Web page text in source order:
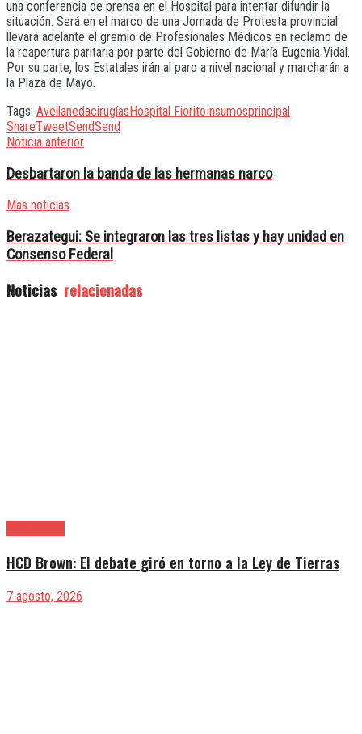
una conferencia de prensa en el Hospital para intentar difundir la
situación. Será en el marco de una Jornada de Protesta provincial
llevará adelante el gremio de Profesionales Médicos en reclamo de
la reapertura paritaria por parte del Gobierno de María Eugenia Vidal.
Por su parte, los Estatales irán al paro a nivel nacional y marcharán a
la Plaza de Mayo.
Tags: AvellanedacirugíasHospital FioritoInsumosprincipal
ShareTweetSendSend
Noticia anterior
Desbartaron la banda de las hermanas narco
Mas noticias
Berazategui: Se integraron las tres listas y hay unidad en
Consenso Federal
Noticias relacionadas
HCD Brown: El debate giró en torno a la Ley de Tierras
7 agosto, 2026